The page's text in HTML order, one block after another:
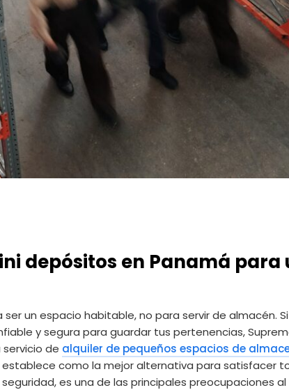
depósitos en Panamá para
un espacio habitable, no para servir de almacén.
y segura para guardar tus pertenencias,
de alquiler de pequeños espacios de
como la mejor alternativa para satisfacer
es una de las principales preocupaciones